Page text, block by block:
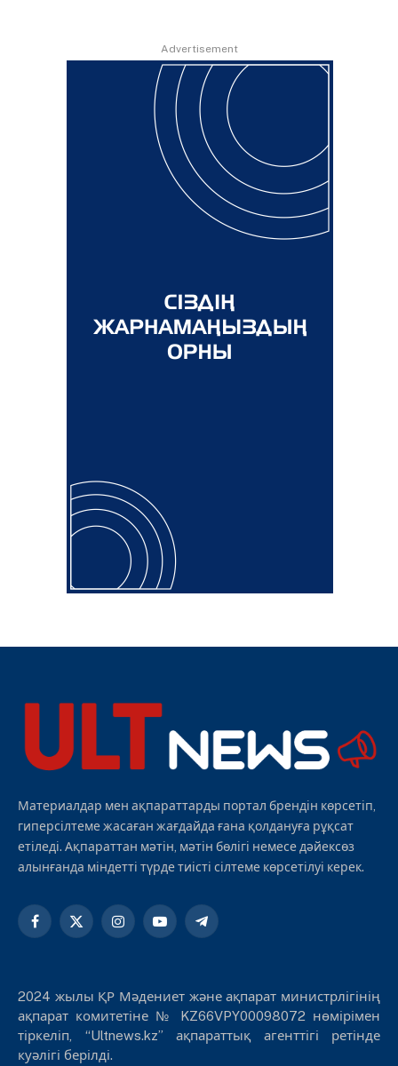
Advertisement
Материалдар мен ақпараттарды портал брендін көрсетіп,
гиперсілтеме жасаған жағдайда ғана қолдануға рұқсат
етіледі. Ақпараттан мәтін, мәтін бөлігі немесе дәйексөз
алынғанда міндетті түрде тиісті сілтеме көрсетілуі керек.
Facebook
X
InstagramYouTubeTelegram
2024 жылы ҚР Мәдениет және ақпарат министрлігінің
ақпарат комитетіне № KZ66VPY00098072 нөмірімен
тіркеліп, “Ultnews.kz” ақпараттық агенттігі ретінде
куәлігі берілді.